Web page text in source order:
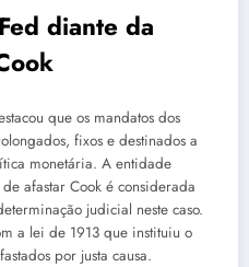
diante da
que os mandatos dos
fixos e destinados a
monetária. A entidade
afastar Cook é considerada
judicial neste caso.
a lei de 1913 que instituiu o
por justa causa.